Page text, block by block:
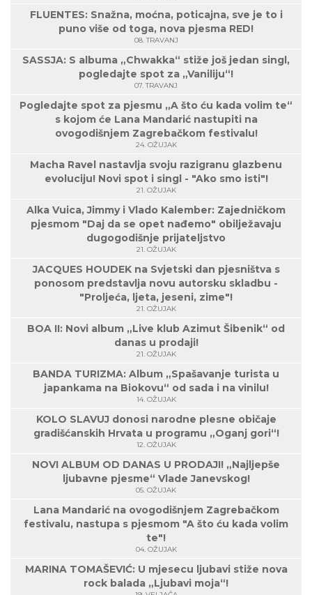
FLUENTES: Snažna, moćna, poticajna, sve je to i
puno više od toga, nova pjesma RED!
08. TRAVANJ
SASSJA: S albuma „Chwakka“ stiže još jedan singl,
pogledajte spot za „Vaniliju“!
07. TRAVANJ
Pogledajte spot za pjesmu „A što ću kada volim te“
s kojom će Lana Mandarić nastupiti na
ovogodišnjem Zagrebačkom festivalu!
24. OŽUJAK
Macha Ravel nastavlja svoju razigranu glazbenu
evoluciju! Novi spot i singl - "Ako smo isti"!
21. OŽUJAK
Alka Vuica, Jimmy i Vlado Kalember: Zajedničkom
pjesmom "Daj da se opet nađemo" obilježavaju
dugogodišnje prijateljstvo
21. OŽUJAK
JACQUES HOUDEK na Svjetski dan pjesništva s
ponosom predstavlja novu autorsku skladbu -
"Proljeća, ljeta, jeseni, zime"!
21. OŽUJAK
BOA II: Novi album „Live klub Azimut Šibenik“ od
danas u prodaji!
21. OŽUJAK
BANDA TURIZMA: Album „Spašavanje turista u
japankama na Biokovu“ od sada i na vinilu!
14. OŽUJAK
KOLO SLAVUJ donosi narodne plesne običaje
gradišćanskih Hrvata u programu „Oganj gori“!
12. OŽUJAK
NOVI ALBUM OD DANAS U PRODAJI! „Najljepše
ljubavne pjesme“ Vlade Janevskog!
05. OŽUJAK
Lana Mandarić na ovogodišnjem Zagrebačkom
festivalu, nastupa s pjesmom "A što ću kada volim
te"!
04. OŽUJAK
MARINA TOMAŠEVIĆ: U mjesecu ljubavi stiže nova
rock balada „Ljubavi moja“!